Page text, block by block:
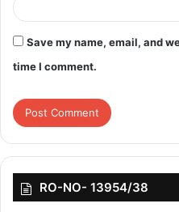
Save my name, email, and
time I comment.
RO-NO- 13954/38